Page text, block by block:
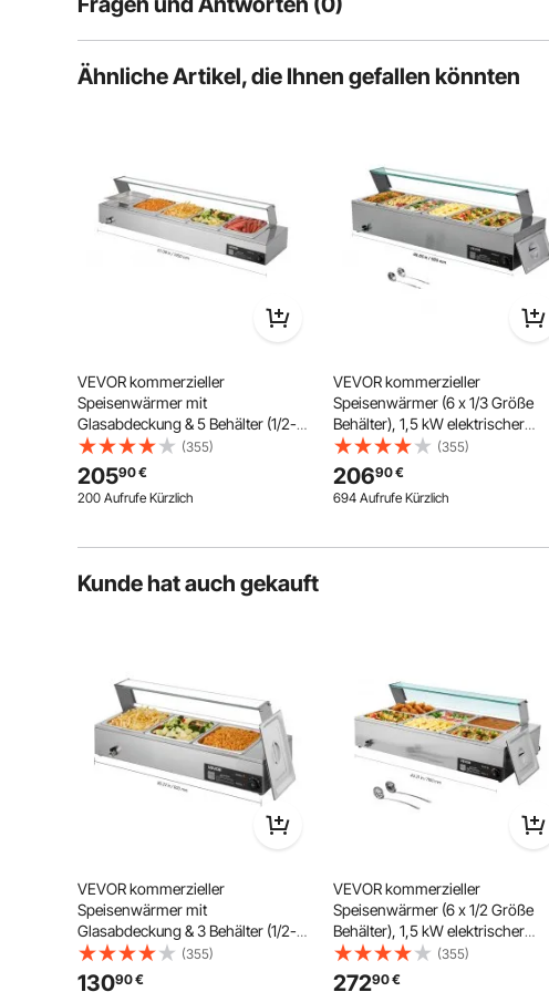
Hotel-/Restaurantküche Party im Freien
Ist das Produkt haltbar? ...
Ähnliche Artikel, die Ihnen gefallen könnten
VEVOR kommerzieller
Speisenwärmer mit
Glasabdeckung & 5 Behälter (1/2-
Größe) 1,5 kW Buffetwärmer
Edelstahl, Buffetbehälter Buffet-
Wasserbad Speisenwärmstation
für Restaurants Partys Buffets
(355)
20590€
200 Aufrufe Kürzlich
VEVOR kommerzieller
Speisenwärmer (6 x 1/3 Größe
Behälter), 1,5 kW elektrischer
Wärmebehälter aus Edelstahl mit
Glasabdeckung & Suppenkelle,
Chafing Dishes für Catering
Restaurant Party
(355)
20690€
694 Aufrufe Kürzlich
Kunde hat auch gekauft
VEVOR kommerzieller
Speisenwärmer mit
Glasabdeckung & 3 Behälter (1/2-
Größe) 1,5 kW Buffetwärmer
Edelstahl, Buffetbehälter Buffet-
(355)
13090€
VEVOR kommerzieller
Speisenwärmer (6 x 1/2 Größe
Behälter), 1,5 kW elektrischer
Wärmebehälter aus Edelstahl mit
Glasabdeckung & Suppenkelle,
(355)
27290€